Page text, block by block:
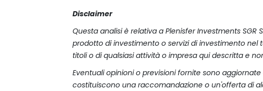
Disclaimer
Questa analisi è relativa a Plenisfer Investments
prodotto di investimento o servizi di investimento
titoli o di qualsiasi attività o impresa qui descritta e
Eventuali opinioni o previsioni fornite sono
costituiscono una raccomandazione o un'offerta di